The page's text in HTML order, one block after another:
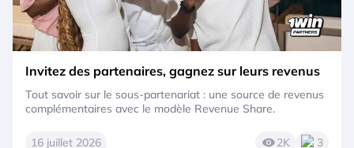
Invitez des partenaires, gagnez sur leurs revenus
Tout savoir sur le sous-partenariat : une source de revenus
complémentaires avec le modèle Revenue Share.
16 juillet 2026 2K 3